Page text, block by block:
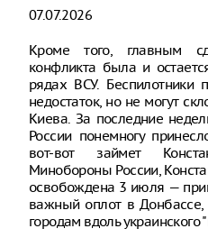
07.07.2026
Кроме того, главным
конфликта была и
рядах ВСУ. Беспилотники
недостаток, но не могут
Киева. За последние
России понемногу
вот-вот займет
Минобороны России,
освобождена 3 июля —
важный оплот в
городам вдоль украинского